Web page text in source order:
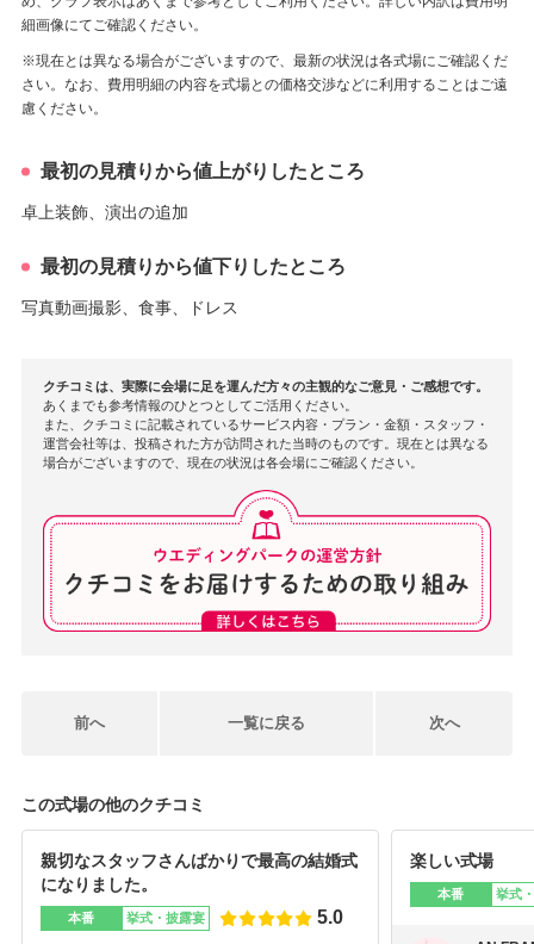
細画像にてご確認ください。
※現在とは異なる場合がございますので、最新の状況は各式場にご確認くだ
さい。なお、費用明細の内容を式場との価格交渉などに利用することはご遠
慮ください。
最初の見積りから値上がりしたところ
卓上装飾、演出の追加
最初の見積りから値下りしたところ
写真動画撮影、食事、ドレス
クチコミは、実際に会場に足を運んだ方々の主観的なご意見・ご感想です。
あくまでも参考情報のひとつとしてご活用ください。
また、クチコミに記載されているサービス内容・プラン・金額・スタッフ・
運営会社等は、投稿された方が訪問された当時のものです。現在とは異なる
場合がございますので、現在の状況は各会場にご確認ください。
前へ 一覧に戻る 次へ
この式場の他のクチコミ
親切なスタッフさんばかりで最高の結婚式
になりました。
本番 挙式・披露宴 5.0
楽しい式場
本番 挙式